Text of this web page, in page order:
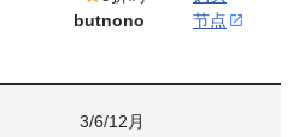
butnono
节点
3/6/12月